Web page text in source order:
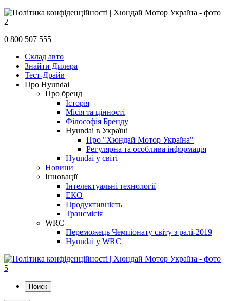
0 800 507 555
Склад авто
Знайти Дилера
Тест-Драйв
Про Hyundai
Про бренд
Історія
Місія та цінності
Філософія Бренду
Hyundai в Україні
Про "Хюндай Мотор Україна"
Регулярна та особлива інформація
Hyundai у світі
Новини
Інновації
Інтелектуальні технології
ЕКО
Продуктивність
Трансмісія
WRC
Переможець Чемпіонату світу з ралі-2019
Hyundai у WRC
Поиск